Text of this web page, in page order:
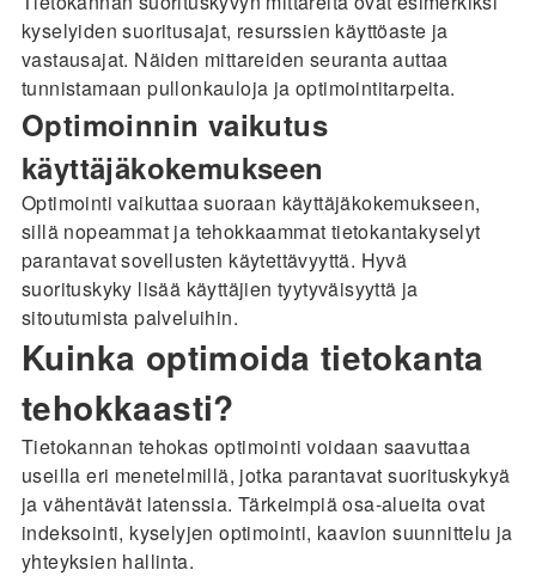
kyselyiden suoritusajat, resurssien käyttöaste ja
vastausajat. Näiden mittareiden seuranta auttaa
tunnistamaan pullonkauloja ja optimointitarpeita.
Optimoinnin vaikutus
käyttäjäkokemukseen
Optimointi vaikuttaa suoraan käyttäjäkokemukseen,
sillä nopeammat ja tehokkaammat tietokantakyselyt
parantavat sovellusten käytettävyyttä. Hyvä
suorituskyky lisää käyttäjien tyytyväisyyttä ja
sitoutumista palveluihin.
Kuinka optimoida tietokanta
tehokkaasti?
Tietokannan tehokas optimointi voidaan saavuttaa
useilla eri menetelmillä, jotka parantavat suorituskykyä
ja vähentävät latenssia. Tärkeimpiä osa-alueita ovat
indeksointi, kyselyjen optimointi, kaavion suunnittelu ja
yhteyksien hallinta.